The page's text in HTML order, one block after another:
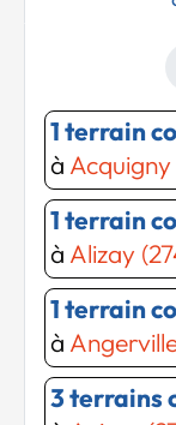
1 terrain
à
1 terrain
à Alizay
1 terrain
à
3 terrains